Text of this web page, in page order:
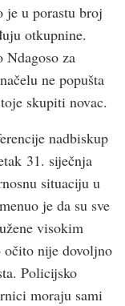
je u porastu broj
otkupnine.
Ndagoso za
ne popušta
skupiti novac.
nadbiskup
31. siječnja
situaciju u
je da su sve
visokim
nije dovoljno
Policijsko
moraju sami